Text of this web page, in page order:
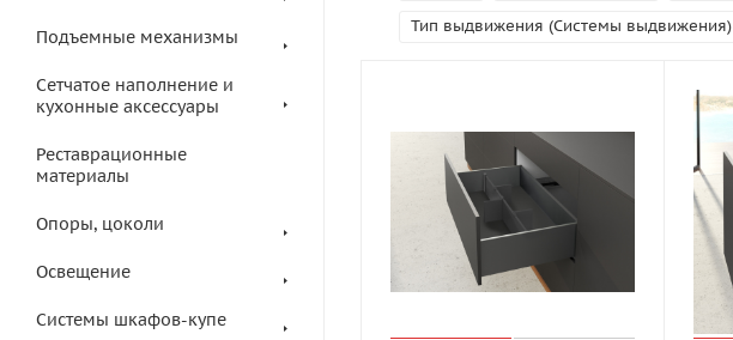
Подъемные механизмы
Сетчатое наполнение и
кухонные аксессуары
Реставрационные
материалы
Опоры, цоколи
Освещение
Системы шкафов-купе
Тип выдвижения (Системы выдвижения)